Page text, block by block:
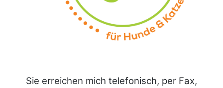
Sie erreichen mich telefonisch, per Fax,